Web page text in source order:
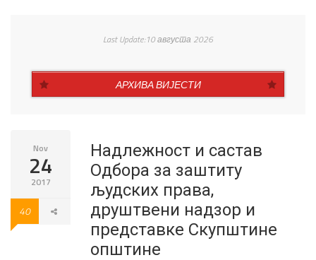
Last Update:10 августа 2026
АРХИВА ВИЈЕСТИ
Nov
24
2017
40
Надлежност и састав
Одбора за заштиту
људских права,
друштвени надзор и
представке Скупштине
општине